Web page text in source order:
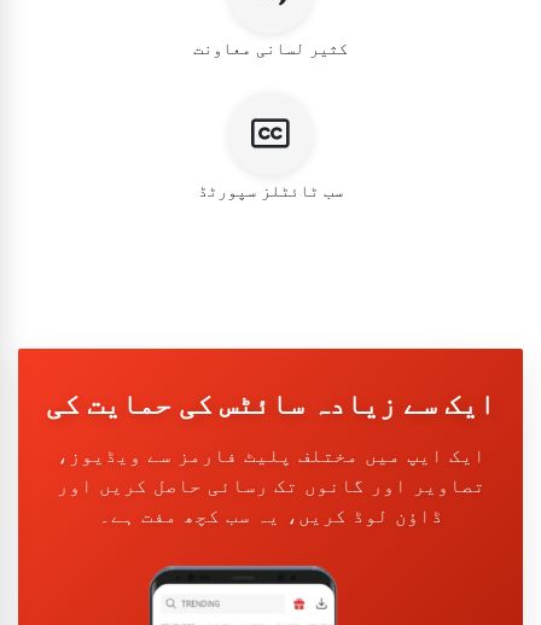
کثیر لسانی معاونت
سب ٹائٹلز سپورٹڈ
ایک سے زیادہ سائٹس کی حمایت کی
ایک ایپ میں مختلف پلیٹ فارمز سے ویڈیوز،
تصاویر اور گانوں تک رسائی حاصل کریں اور
ڈاؤن لوڈ کریں، یہ سب کچھ مفت ہے۔